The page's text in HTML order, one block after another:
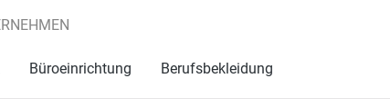
Büroeinrichtung Berufsbekleidung